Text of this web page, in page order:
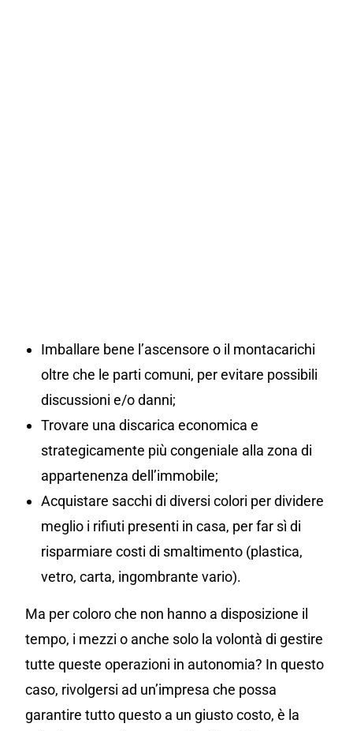
Imballare bene l’ascensore o il montacarichi
oltre che le parti comuni, per evitare possibili
discussioni e/o danni;
Trovare una discarica economica e
strategicamente più congeniale alla zona di
appartenenza dell’immobile;
Acquistare sacchi di diversi colori per dividere
meglio i rifiuti presenti in casa, per far sì di
risparmiare costi di smaltimento (plastica,
vetro, carta, ingombrante vario).
Ma per coloro che non hanno a disposizione il
tempo, i mezzi o anche solo la volontà di gestire
tutte queste operazioni in autonomia? In questo
caso, rivolgersi ad un’impresa che possa
garantire tutto questo a un giusto costo, è la